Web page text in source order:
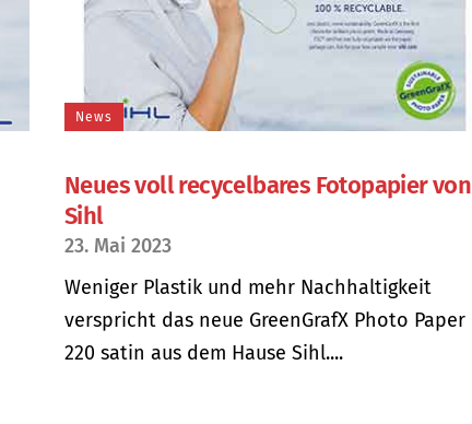
News
Neues voll recycelbares Fotopapier von
Sihl
23. Mai 2023
Weniger Plastik und mehr Nachhaltigkeit
verspricht das neue GreenGrafX Photo Paper
220 satin aus dem Hause Sihl....